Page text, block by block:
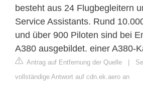
besteht aus 24 Flugbegleitern
Service Assistants. Rund
und über 900 Piloten sind bei
A380 ausgebildet. einer A380-
Antrag auf Entfernung der Quelle |
vollständige Antwort auf cdn.ek.aero an